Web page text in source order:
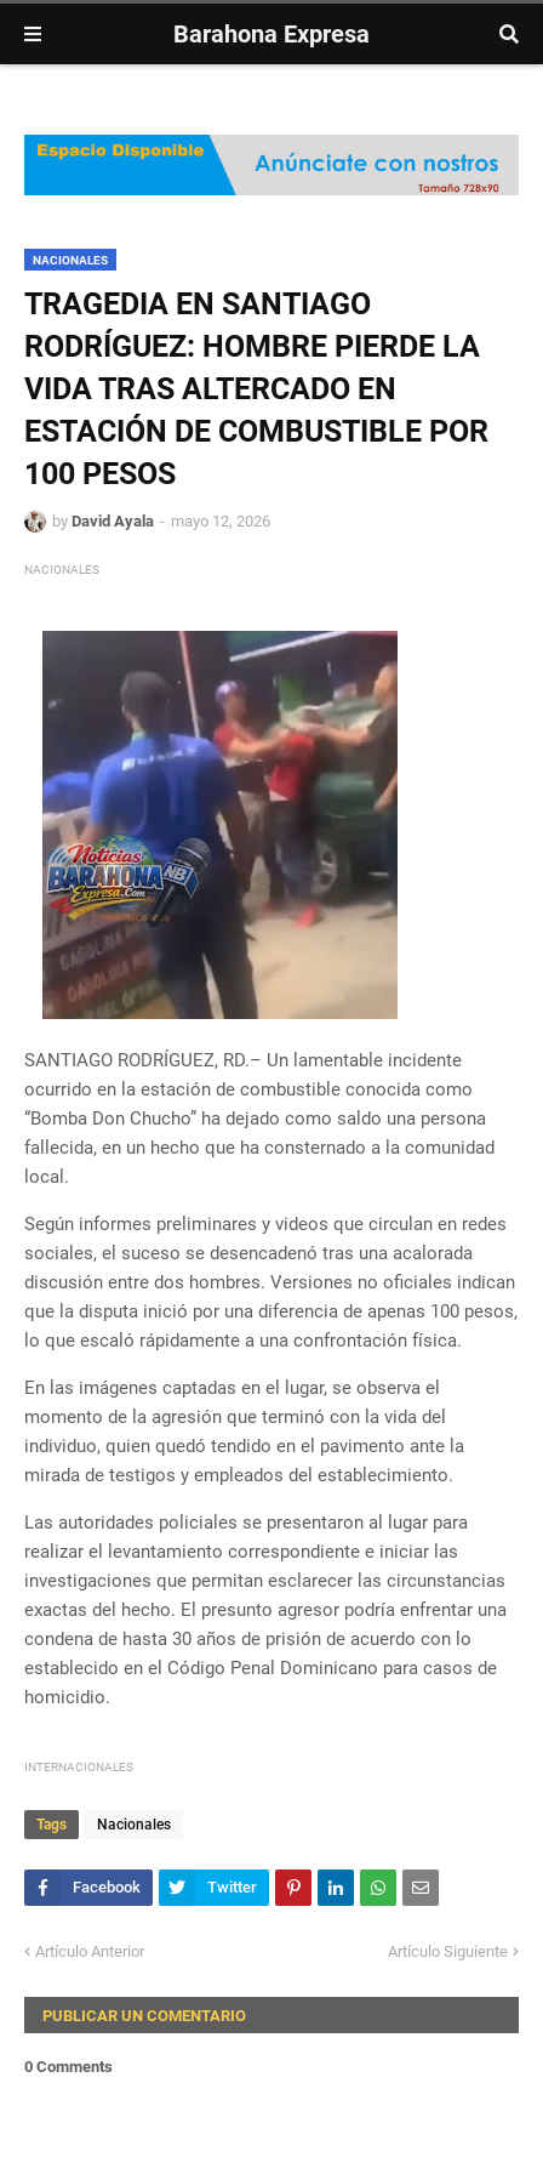
Barahona Expresa
NACIONALES
TRAGEDIA EN SANTIAGO
RODRÍGUEZ: HOMBRE PIERDE LA
VIDA TRAS ALTERCADO EN
ESTACIÓN DE COMBUSTIBLE POR
100 PESOS
by David Ayala mayo 12, 2026
NACIONALES
SANTIAGO RODRÍGUEZ, RD.– Un lamentable incidente
ocurrido en la estación de combustible conocida como
“Bomba Don Chucho” ha dejado como saldo una persona
fallecida, en un hecho que ha consternado a la comunidad
local.
Según informes preliminares y videos que circulan en redes
sociales, el suceso se desencadenó tras una acalorada
discusión entre dos hombres. Versiones no oficiales indican
que la disputa inició por una diferencia de apenas 100 pesos,
lo que escaló rápidamente a una confrontación física.
En las imágenes captadas en el lugar, se observa el
momento de la agresión que terminó con la vida del
individuo, quien quedó tendido en el pavimento ante la
mirada de testigos y empleados del establecimiento.
Las autoridades policiales se presentaron al lugar para
realizar el levantamiento correspondiente e iniciar las
investigaciones que permitan esclarecer las circunstancias
exactas del hecho. El presunto agresor podría enfrentar una
condena de hasta 30 años de prisión de acuerdo con lo
establecido en el Código Penal Dominicano para casos de
homicidio.
INTERNACIONALES
Tags Nacionales
Artículo Anterior Artículo Siguiente
PUBLICAR UN COMENTARIO
0 Comments